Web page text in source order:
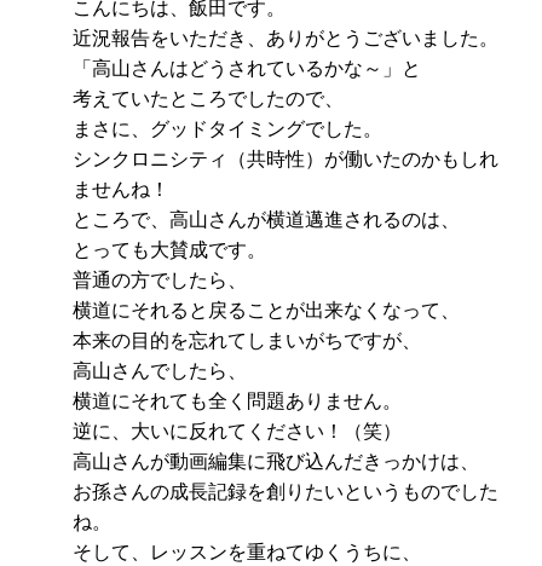
こんにちは、飯田です。
近況報告をいただき、ありがとうございました。
「高山さんはどうされているかな～」と
考えていたところでしたので、
まさに、グッドタイミングでした。
シンクロニシティ（共時性）が働いたのかもしれ
ませんね！
ところで、高山さんが横道邁進されるのは、
とっても大賛成です。
普通の方でしたら、
横道にそれると戻ることが出来なくなって、
本来の目的を忘れてしまいがちですが、
高山さんでしたら、
横道にそれても全く問題ありません。
逆に、大いに反れてください！（笑）
高山さんが動画編集に飛び込んだきっかけは、
お孫さんの成長記録を創りたいというものでした
ね。
そして、レッスンを重ねてゆくうちに、